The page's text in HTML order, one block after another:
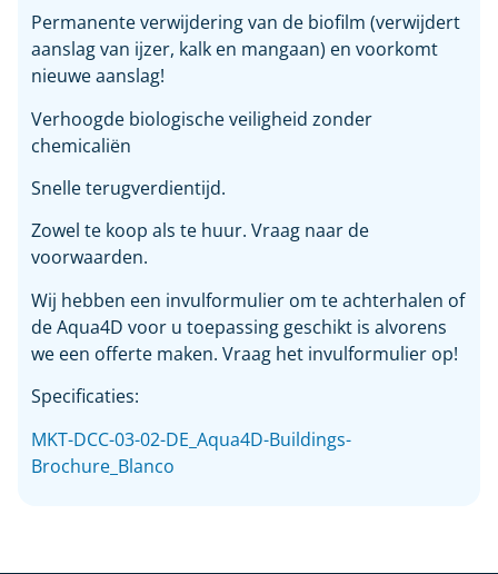
Permanente verwijdering van de biofilm (verwijdert
aanslag van ijzer, kalk en mangaan) en voorkomt
nieuwe aanslag!
Verhoogde biologische veiligheid zonder
chemicaliën
Snelle terugverdientijd.
Zowel te koop als te huur. Vraag naar de
voorwaarden.
Wij hebben een invulformulier om te achterhalen of
de Aqua4D voor u toepassing geschikt is alvorens
we een offerte maken. Vraag het invulformulier op!
Specificaties:
MKT-DCC-03-02-DE_Aqua4D-Buildings-
Brochure_Blanco